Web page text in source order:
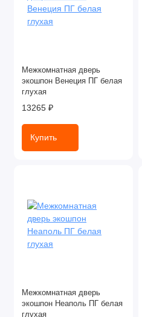
Межкомнатная дверь
экошпон Венеция ПГ белая
глухая
13265 ₽
Купить
Межкомнатная дверь
экошпон Неаполь ПГ белая
глухая